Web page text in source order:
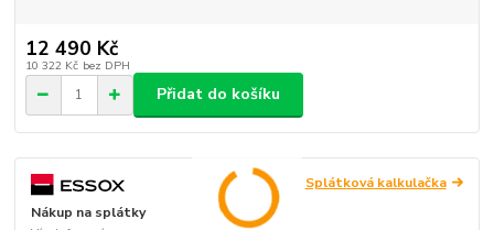
12 490 Kč
10 322 Kč bez DPH
Přidat do košíku
Splátková kalkulačka
Nákup na splátky